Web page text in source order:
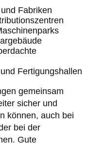
Fabriken
Fertigungshallen
gemeinsam
sicher und
können, auch bei
bei der
Gute